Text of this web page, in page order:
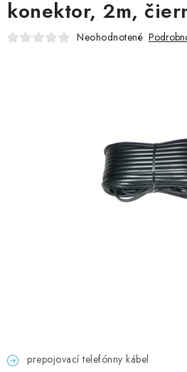
DOMÁCNOSŤ
GADGETY, DARČEKY
KÁBLE A KONEKTORY
KONTAKTY
prepojovací telefónny kábel
konektor, 2m,
Neohodnotené